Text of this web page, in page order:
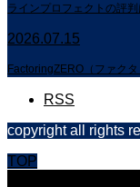
ラインプロフェクトの評
2026.07.15
FactoringZERO（ファク
RSS
copyright all rights
TOP